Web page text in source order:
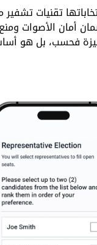
تقنيات تشفير
أمان الأصوات ومنع
فحسب، بل هو